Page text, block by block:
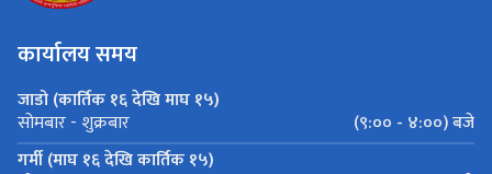
कार्यालय समय
जाडो (कार्तिक १६ देखि माघ १५)
सोमबार - शुक्रबार
(९:०० - ४:००) बजे
गर्मी (माघ १६ देखि कार्तिक १५)